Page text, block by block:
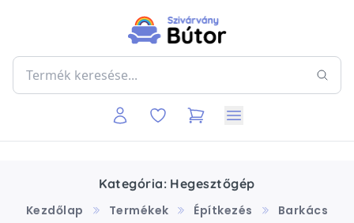
Kategória: Hegesztőgép
Kezdőlap
Termékek Építkezés
Barkács